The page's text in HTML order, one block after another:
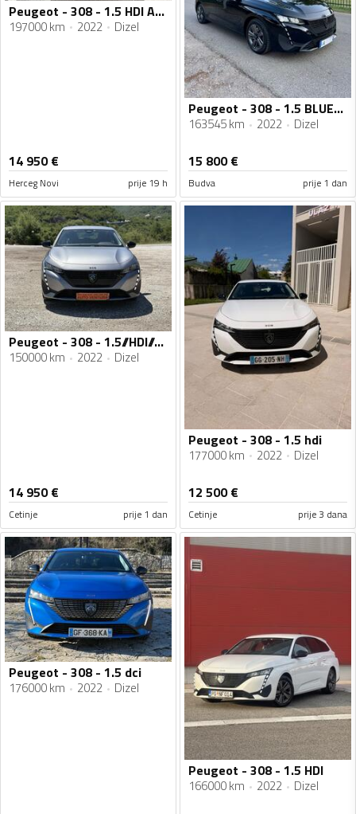
Peugeot - 308 - 1.5 HDI Automatik
197000 km 2022 Dizel
14 950€
Herceg Novi prije 19 h
Peugeot - 308 - 1.5 BLUEHDI Automatik
163545 km 2022 Dizel
15 800€
Budva prije 1 dan
Peugeot - 308 - 1.5//HDI//AUTOMATIC//09.2022god
150000 km 2022 Dizel
14 950€
Cetinje prije 1 dan
Peugeot - 308 - 1.5 hdi
177000 km 2022 Dizel
12 500€
Cetinje prije 3 dana
Peugeot - 308 - 1.5 dci
176000 km 2022 Dizel
Peugeot - 308 - 1.5 HDI
166000 km 2022 Dizel